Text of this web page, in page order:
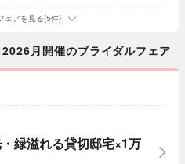
ェアを見る(5件)
月開催のブライダルフェア
緑溢れる貸切邸宅×1万